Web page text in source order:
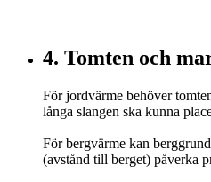
4. Tomten och
För jordvärme behöver
långa slangen ska kunna
För bergvärme kan
(avstånd till berget) påverka